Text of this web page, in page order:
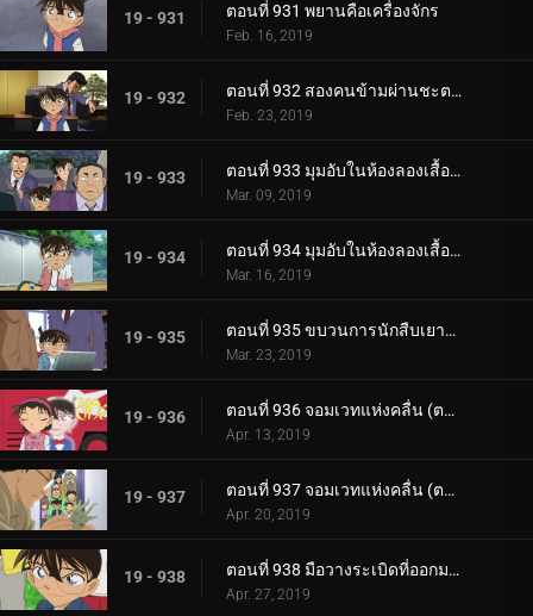
19 - 931 ตอนที่ 931 พยานคือเครื่องจักร
Feb. 16, 2019
19 - 932 ตอนที่ 932 สองคนข้ามผ่านชะตากรรม
Feb. 23, 2019
19 - 933 ตอนที่ 933 มุมอับในห้องลองเสื้อ (ตอนแรก)
Mar. 09, 2019
19 - 934 ตอนที่ 934 มุมอับในห้องลองเสื้อ (ตอนจบ)
Mar. 16, 2019
19 - 935 ตอนที่ 935 ขบวนการนักสืบเยาวชนกับคฤหาสน์ผีสิง
Mar. 23, 2019
19 - 936 ตอนที่ 936 จอมเวทแห่งคลื่น (ตอนแรก)
Apr. 13, 2019
19 - 937 ตอนที่ 937 จอมเวทแห่งคลื่น (ตอนจบ)
Apr. 20, 2019
19 - 938 ตอนที่ 938 มือวางระเบิดที่ออกมาจากหนังสือภาพ (ตอนแรก)
Apr. 27, 2019